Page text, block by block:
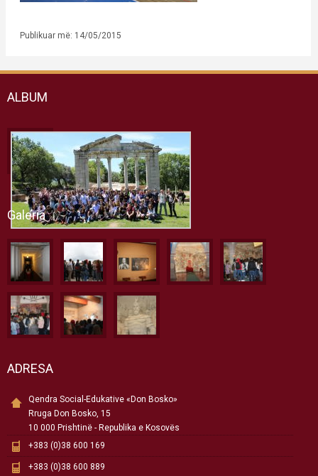
Publikuar më: 14/05/2015
ALBUM
Galeria
ADRESA
Qendra Social-Edukative «Don Bosko»
Rruga Don Bosko, 15
10 000 Prishtinë - Republika e Kosovës
+383 (0)38 600 169
+383 (0)38 600 889